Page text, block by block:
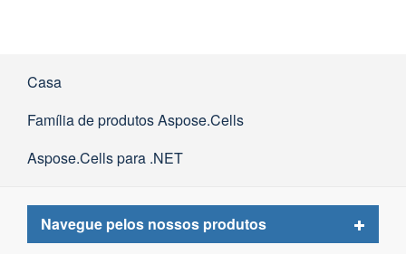
Casa
Família de produtos Aspose.Cells
Aspose.Cells para .NET
Navegue pelos nossos produtos
Toggle